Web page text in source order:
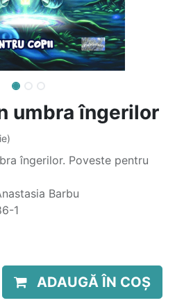
umbra îngerilor
îngerilor. Poveste pentru
Barbu
1
ADAUGĂ ÎN COȘ